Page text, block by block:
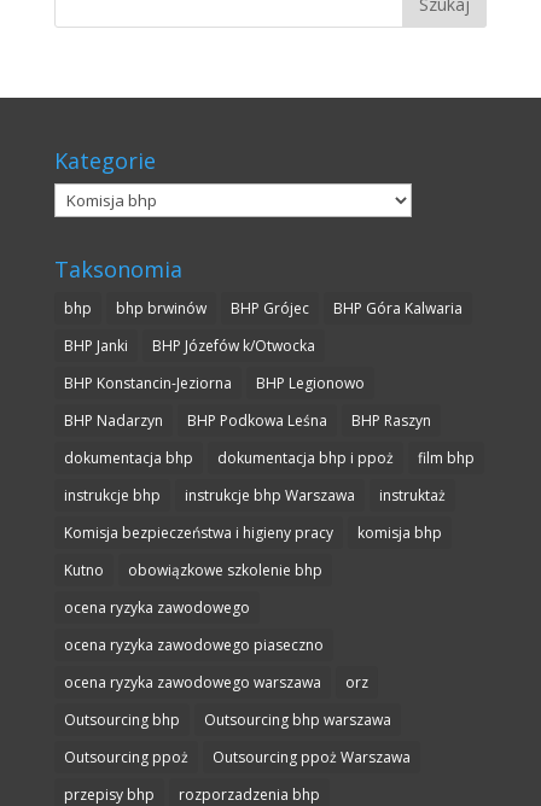
Kategorie
Kategorie
Taksonomia
bhp bhp brwinów BHP Grójec
BHP Góra Kalwaria
BHP Janki
BHP Józefów k/Otwocka
BHP Konstancin-Jeziorna
BHP Legionowo
BHP Nadarzyn
BHP Podkowa Leśna
BHP Raszyn
dokumentacja bhp
dokumentacja bhp i ppoż
film bhp
instrukcje bhp
instrukcje bhp Warszawa
instruktaż
Komisja bezpieczeństwa i higieny pracy
komisja bhp
Kutno
obowiązkowe szkolenie bhp
ocena ryzyka zawodowego
ocena ryzyka zawodowego piaseczno
ocena ryzyka zawodowego warszawa
orz
Outsourcing bhp
Outsourcing bhp warszawa
Outsourcing ppoż
Outsourcing ppoż Warszawa
przepisy bhp
rozporzadzenia bhp